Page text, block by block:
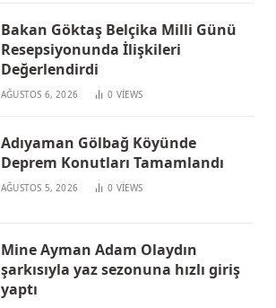
Bakan Göktaş Belçika Milli Günü
Resepsiyonunda İlişkileri
Değerlendirdi
AĞUSTOS 6, 2026 0 VIEWS
Adıyaman Gölbağ Köyünde
Deprem Konutları Tamamlandı
AĞUSTOS 5, 2026 0 VIEWS
Mine Ayman Adam Olaydın
şarkısıyla yaz sezonuna hızlı giriş
yaptı